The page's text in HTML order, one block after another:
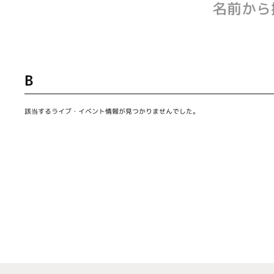
名前か
B
該当するライブ・イベント情報が見つかりませんでした。